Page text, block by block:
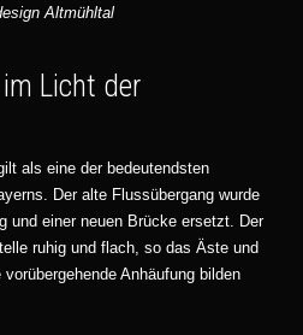
Altmühltal
im Licht der
als eine der bedeutendsten
Der alte Flussübergang wurde
und einer neuen Brücke ersetzt. Der
ruhig und flach, so das Äste und
Anhäufung bilden